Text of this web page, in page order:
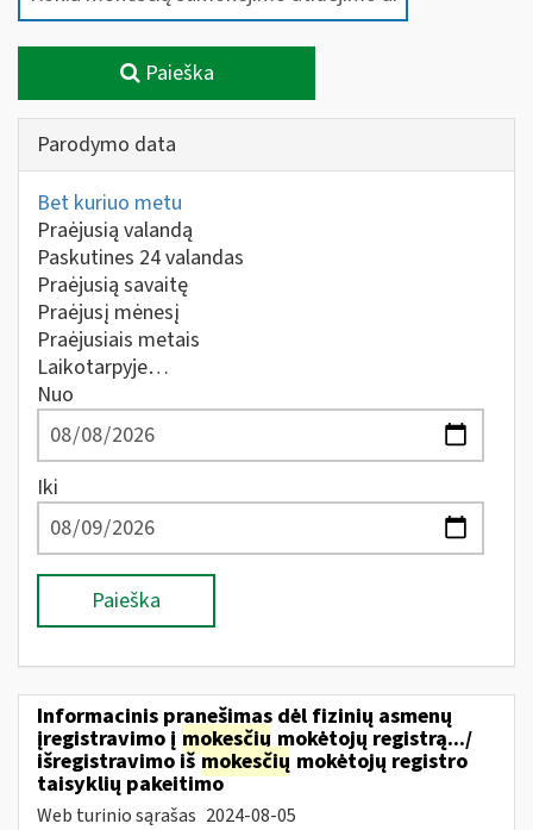
Paieška
Parodymo data
Bet kuriuo metu
Praėjusią valandą
Paskutines 24 valandas
Praėjusią savaitę
Praėjusį mėnesį
Praėjusiais metais
Laikotarpyje…
Nuo
Iki
Paieška
Informacinis pranešimas dėl fizinių asmenų
įregistravimo į mokesčių mokėtojų registrą.../
išregistravimo išmokesčių mokėtojų registro
taisyklių pakeitimo
Web turinio sąrašas 2024-08-05